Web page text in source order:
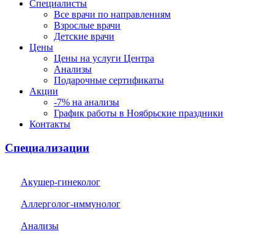
Специалисты
Все врачи по направлениям
Взрослые врачи
Детские врачи
Цены
Цены на услуги Центра
Анализы
Подарочные сертификаты
Акции
-7% на анализы
График работы в Ноябрьские праздники
Контакты
Специализации
Акушер-гинеколог
Аллерголог-иммунолог
Анализы